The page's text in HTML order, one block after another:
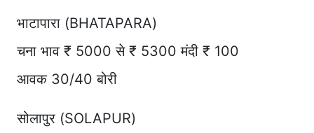
भाटापारा (BHATAPARA)
चना भाव ₹ 5000 से ₹ 5300 मंदी ₹ 100
आवक 30/40 बोरी
सोलापुर (SOLAPUR)